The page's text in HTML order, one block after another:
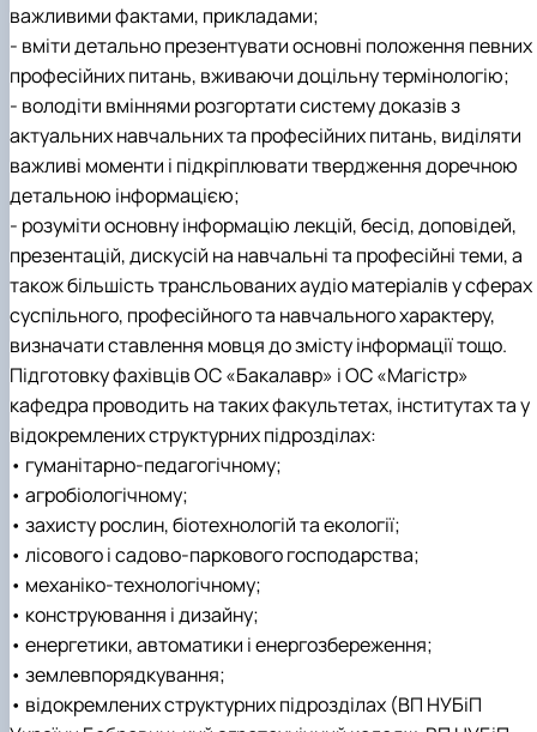
важливими фактами, прикладами;
- вміти детально презентувати основні положення певних
професійних питань, вживаючи доцільну термінологію;
- володіти вміннями розгортати систему доказів з
актуальних навчальних та професійних питань, виділяти
важливі моменти і підкріплювати твердження доречною
детальною інформацією;
- розуміти основну інформацію лекцій, бесід, доповідей,
презентацій, дискусій на навчальні та професійні теми, а
також більшість трансльованих аудіо матеріалів у сферах
суспільного, професійного та навчального характеру,
визначати ставлення мовця до змісту інформації тощо.
Підготовку фахівців ОС «Бакалавр» і ОС «Магістр»
кафедра проводить на таких факультетах, інститутах та у
відокремлених структурних підрозділах:
• гуманітарно-педагогічному;
• агробіологічному;
• захисту рослин, біотехнологій та екології;
• лісового і садово-паркового господарства;
• механіко-технологічному;
• конструювання і дизайну;
• енергетики, автоматики і енергозбереження;
• землевпорядкування;
• відокремлених структурних підрозділах (ВП НУБіП